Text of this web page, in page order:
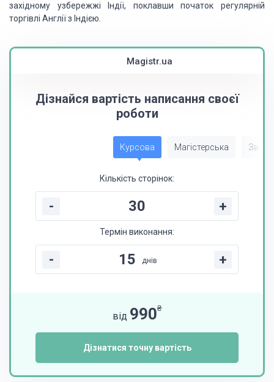
західному узбережжі Індії, поклавши початок регулярній
торгівлі Англії з Індією.
Magistr.ua
Дізнайся вартість написання своєї
роботи
Курсова Магістерська Звіт
Кількість сторінок:
- +
Термін виконання:
- днів +
від 990₴
Дізнатися точну вартість